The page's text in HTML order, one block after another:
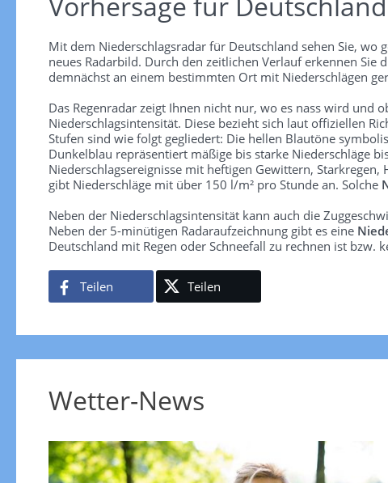
Mit dem Niederschlagsradar für Deutschland sehen Sie,
neues Radarbild. Durch den zeitlichen Verlauf erkennen
demnächst an einem bestimmten Ort mit Niederschlägen
Das Regenradar zeigt Ihnen nicht nur, wo es nass wird und
Niederschlagsintensität. Diese bezieht sich laut offiziellen
Stufen sind wie folgt gegliedert: Die hellen Blautöne
Dunkelblau repräsentiert mäßige bis starke Niederschläge
Niederschlagsereignisse mit heftigen Gewittern,
gibt Niederschläge mit über 150 l/m² pro Stunde an. Solche
Neben der Niederschlagsintensität kann auch die
Neben der 5-minütigen Radaraufzeichnung gibt es eine
Deutschland mit Regen oder Schneefall zu rechnen ist bzw.
Teilen Teilen
Wetter-News